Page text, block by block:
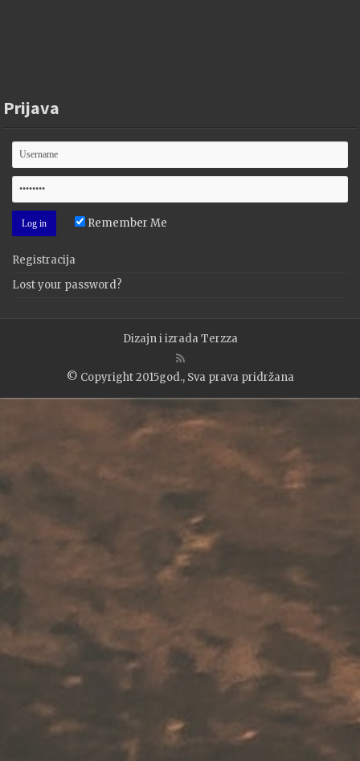
Prijava
Remember Me
Registracija
Lost your password?
Dizajn i izradaTerzza
© Copyright 2015god., Sva prava pridržana